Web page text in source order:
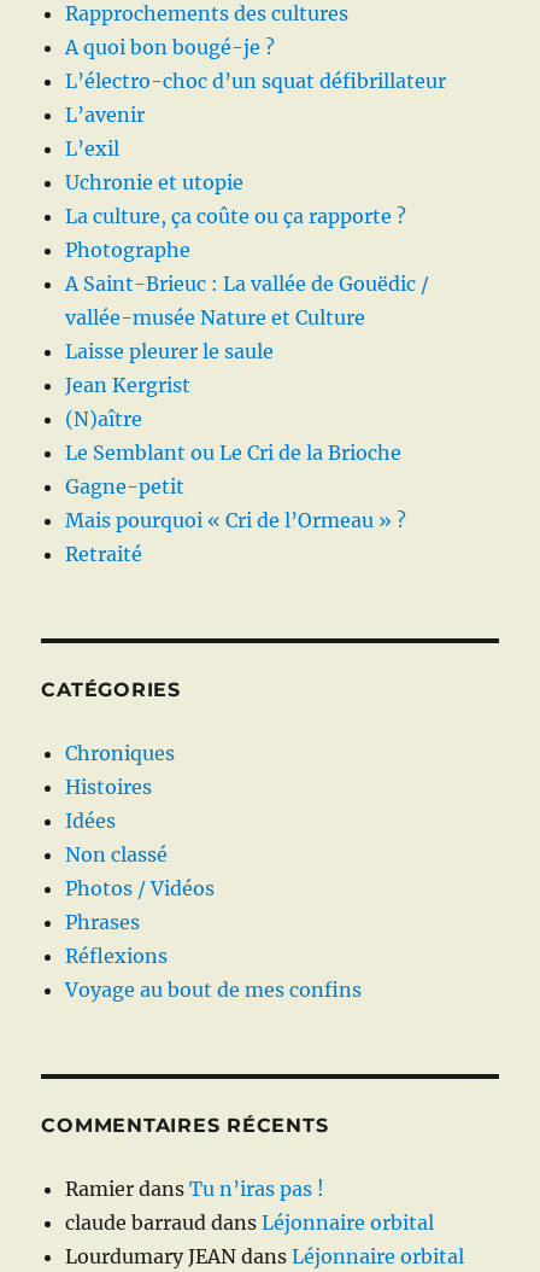
Rapprochements des cultures
A quoi bon bougé-je ?
L’électro-choc d’un squat défibrillateur
L’avenir
L’exil
Uchronie et utopie
La culture, ça coûte ou ça rapporte ?
Photographe
A Saint-Brieuc : La vallée de Gouëdic /
vallée-musée Nature et Culture
Laisse pleurer le saule
Jean Kergrist
(N)aître
Le Semblant ou Le Cri de la Brioche
Gagne-petit
Mais pourquoi « Cri de l’Ormeau » ?
Retraité
CATÉGORIES
Chroniques
Histoires
Idées
Non classé
Photos / Vidéos
Phrases
Réflexions
Voyage au bout de mes confins
COMMENTAIRES RÉCENTS
Ramier dansTu n’iras pas !
claude barraud dansLéjonnaire orbital
Lourdumary JEAN dansLéjonnaire orbital